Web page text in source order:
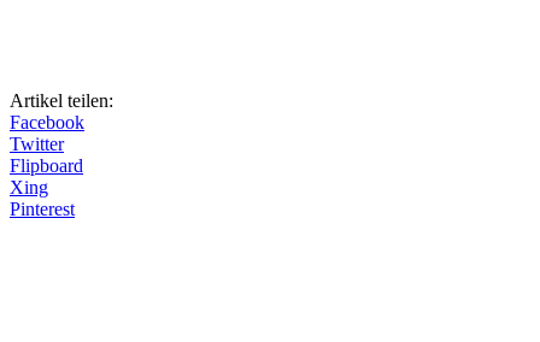
Artikel teilen:
Facebook
Twitter
Flipboard
Xing
Pinterest